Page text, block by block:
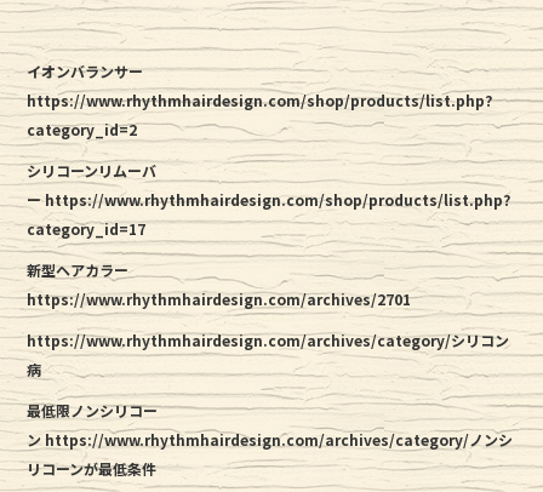
イオンバランサー
https://www.rhythmhairdesign.com/shop/products/list.php?
category_id=2
シリコーンリムーバ
ー https://www.rhythmhairdesign.com/shop/products/list.php?
category_id=17
新型ヘアカラー
https://www.rhythmhairdesign.com/archives/2701
https://www.rhythmhairdesign.com/archives/category/シリコン
病
最低限ノンシリコー
ン https://www.rhythmhairdesign.com/archives/category/ノンシ
リコーンが最低条件